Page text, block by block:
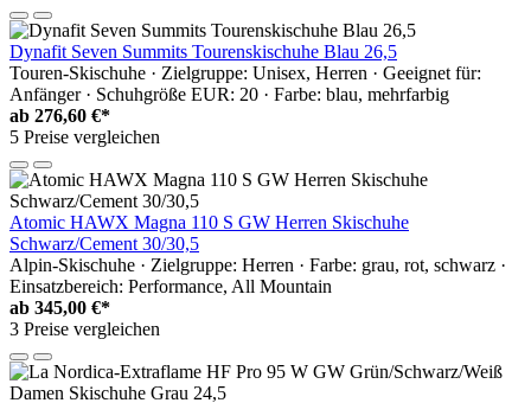
Dynafit Seven Summits Tourenskischuhe Blau 26,5
Touren-Skischuhe · Zielgruppe: Unisex, Herren · Geeignet für:
Anfänger · Schuhgröße EUR: 20 · Farbe: blau, mehrfarbig
ab 276,60 €*
5 Preise vergleichen
Atomic HAWX Magna 110 S GW Herren Skischuhe
Schwarz/Cement 30/30,5
Alpin-Skischuhe · Zielgruppe: Herren · Farbe: grau, rot, schwarz ·
Einsatzbereich: Performance, All Mountain
ab 345,00 €*
3 Preise vergleichen